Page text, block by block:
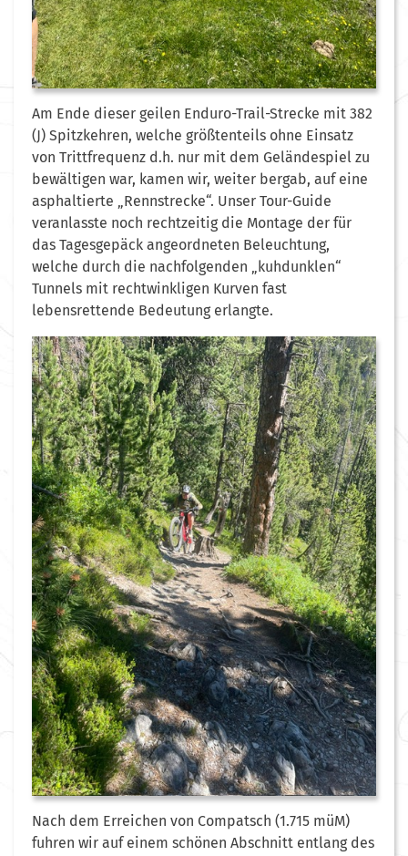
Am Ende dieser geilen Enduro-Trail-Strecke mit 382
(J) Spitzkehren, welche größtenteils ohne Einsatz
von Trittfrequenz d.h. nur mit dem Geländespiel zu
bewältigen war, kamen wir, weiter bergab, auf eine
asphaltierte „Rennstrecke“. Unser Tour-Guide
veranlasste noch rechtzeitig die Montage der für
das Tagesgepäck angeordneten Beleuchtung,
welche durch die nachfolgenden „kuhdunklen“
Tunnels mit rechtwinkligen Kurven fast
lebensrettende Bedeutung erlangte.
Nach dem Erreichen von Compatsch (1.715 müM)
fuhren wir auf einem schönen Abschnitt entlang des